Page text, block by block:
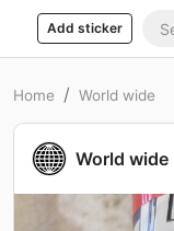
Add sticker
Home World wide
World wide